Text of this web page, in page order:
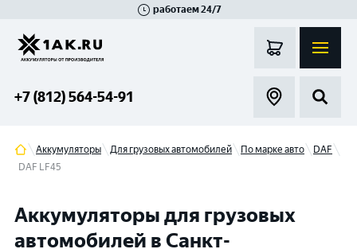
работаем 24/7
+7 (812) 564-54-91
Аккумуляторы Для грузовых автомобилей По марке авто
DAF
DAF LF45
Аккумуляторы для грузовых
автомобилей в Санкт-
Гатчина